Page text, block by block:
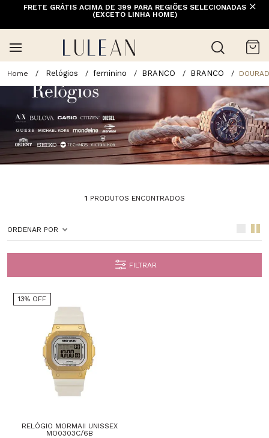
FRETE GRÁTIS ACIMA DE 399 PARA REGIÕES SELECIONADAS
(EXCETO LINHA HOME)
Relógios feminino BRANCO BRANCO
1 PRODUTOS ENCONTRADOS
ORDENAR POR
FILTRAR
13% OFF
RELÓGIO MORMAII UNISSEX
MO0303C/6B